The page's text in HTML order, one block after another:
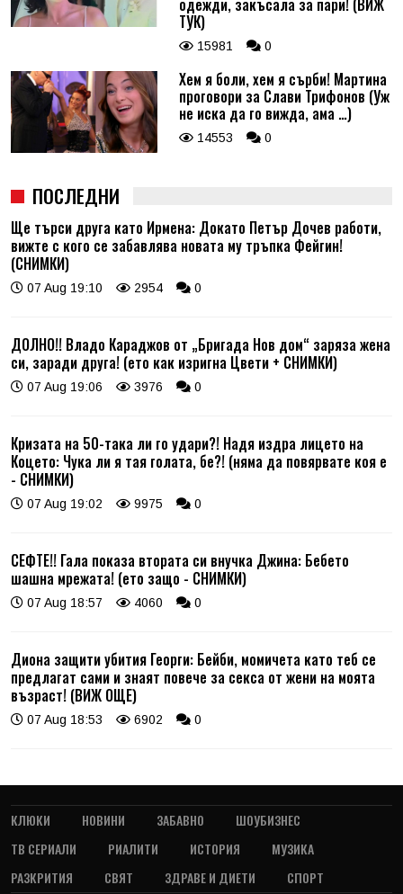
одежди, закъсала за пари! (ВИЖ
ТУК)
15981 0
Хем я боли, хем я сърби! Мартина
проговори за Слави Трифонов (Уж
не иска да го вижда, ама …)
14553 0
ПОСЛЕДНИ
Ще търси друга като Ирмена: Докато Петър Дочев работи,
вижте с кого се забавлява новата му тръпка Фейгин!
(СНИМКИ)
07 Aug 19:10 2954 0
ДОЛНО!! Владо Караджов от „Бригада Нов дом“ заряза жена
си, заради друга! (ето как изригна Цвети + СНИМКИ)
07 Aug 19:06 3976 0
Кризата на 50-така ли го удари?! Надя издра лицето на
Коцето: Чука ли я тая голата, бе?! (няма да повярвате коя е
- СНИМКИ)
07 Aug 19:02 9975 0
СЕФТЕ!! Гала показа втората си внучка Джина: Бебето
шашна мрежата! (ето защо - СНИМКИ)
07 Aug 18:57 4060 0
Диона защити убития Георги: Бейби, момичета като теб се
предлагат сами и знаят повече за секса от жени на моята
възраст! (ВИЖ ОЩЕ)
07 Aug 18:53 6902 0
КЛЮКИ НОВИНИ ЗАБАВНО
ШОУБИЗНЕС
ТВ СЕРИАЛИ
РИАЛИТИ ИСТОРИЯ
МУЗИКА
РАЗКРИТИЯ
СВЯТ ЗДРАВЕ И ДИЕТИ СПОРТ